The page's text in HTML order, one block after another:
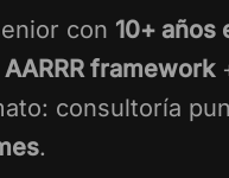
con 10+ años
AARRR framework
consultoría
.